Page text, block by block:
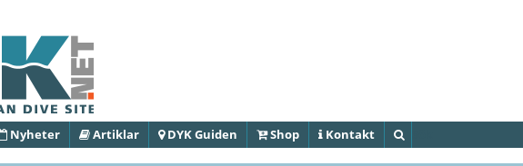
Nyheter Artiklar DYK Guiden Shop Kontakt